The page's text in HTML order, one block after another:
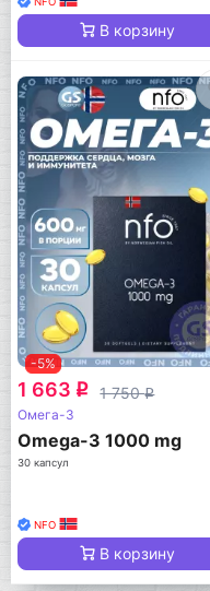
В корзину
-5%
1 663 q 1 750q
Омега-3
Omega-3 1000 mg
30 капсул
NFO
В корзину